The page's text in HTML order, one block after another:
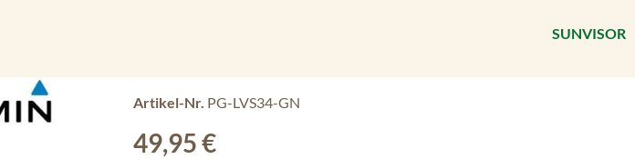
SUNVISOR
Artikel-Nr. PG-LVS34-GN
Regulärer Preis:
49,95 €